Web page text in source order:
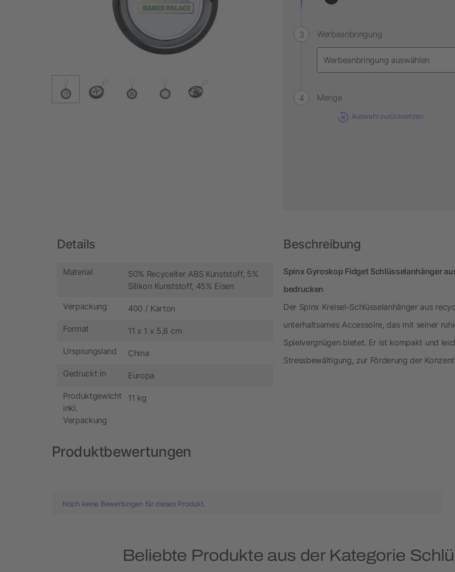
Werbeanbringung
Menge
Auswahl zurücksetzen
Details
Material
50% Recycelter ABS Kunststoff, 5%
Silikon Kunststoff, 45% Eisen
Verpackung 400 / Karton
Format 11 x 1 x 5,8 cm
Ursprungsland China
Gedruckt in Europa
Produktgewicht
inkl.
Verpackung
11 kg
Beschreibung
Spinx Gyroskop Fidget Schlüsselanhänger
bedrucken
Der Spinx Kreisel-Schlüsselanhänger aus
unterhaltsames Accessoire, das mit seiner
Spielvergnügen bietet. Er ist kompakt und
Stressbewältigung, zur Förderung der
Produktbewertungen
Noch keine Bewertungen für dieses Produkt.
Beliebte Produkte aus der Kategorie